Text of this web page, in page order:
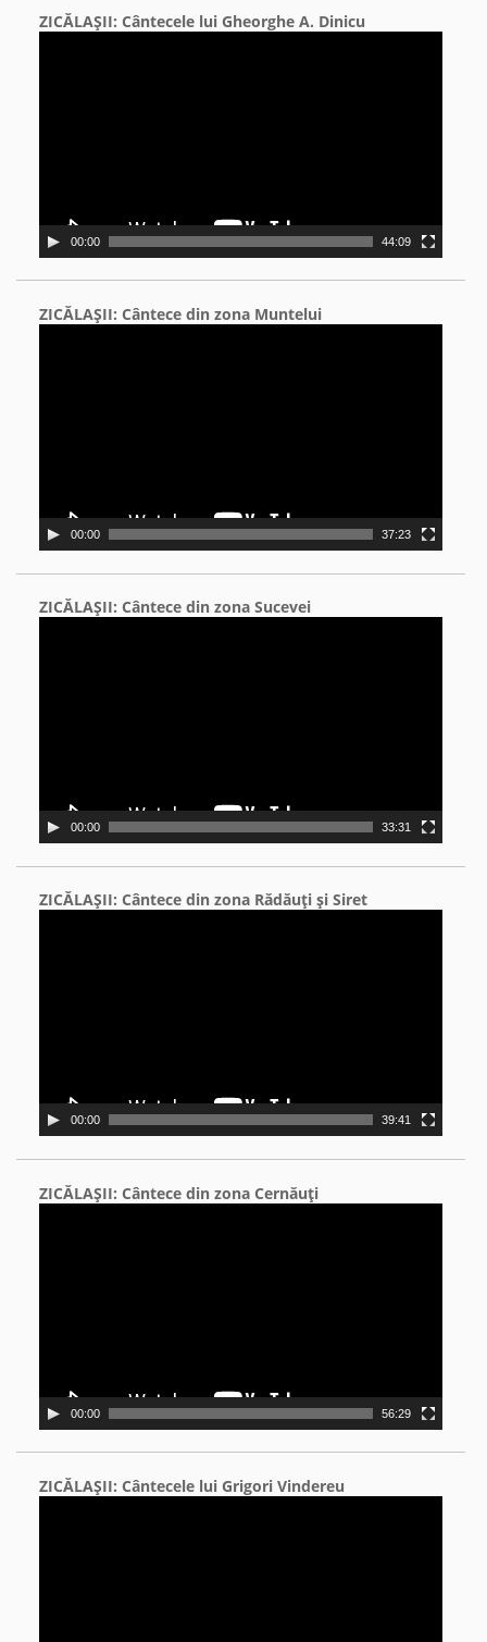
ZICĂLAŞII: Cântecele lui Gheorghe A. Dinicu
00:00 44:09
ZICĂLAŞII: Cântece din zona Muntelui
00:00 37:23
ZICĂLAŞII: Cântece din zona Sucevei
00:00 33:31
ZICĂLAŞII: Cântece din zona Rădăuţi şi Siret
00:00 39:41
ZICĂLAŞII: Cântece din zona Cernăuţi
00:00 56:29
ZICĂLAŞII: Cântecele lui Grigori Vindereu